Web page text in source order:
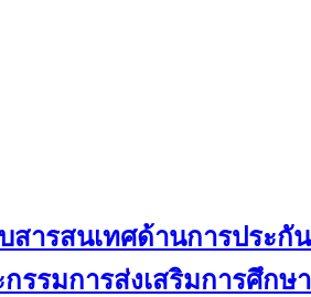
ารสนเทศด้านการประกั
รมการส่งเสริมการศึกษ